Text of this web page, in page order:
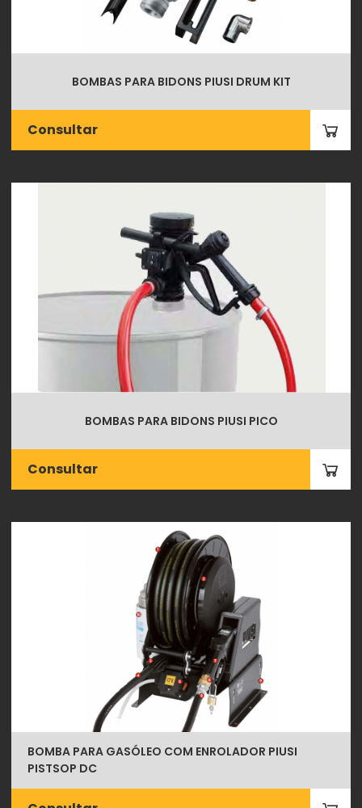
BOMBAS PARA BIDONS PIUSI DRUM KIT
Consultar
BOMBAS PARA BIDONS PIUSI PICO
Consultar
BOMBA PARA GASÓLEO COM ENROLADOR PIUSI
PISTSOP DC